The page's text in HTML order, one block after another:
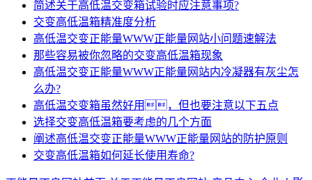
简述关于高低温交变箱试验时应注意事项?
交变高低温箱精准度分析
高低温交变正能量WWW正能量网站小问题速解法
那些容易被你忽略的交变高低温箱现象
高低温交变正能量WWW正能量网站内冷凝器有灰尘怎
么办?
高低温交变箱虽然好用，但也要注意以下五点
选择交变高低温箱要考虑的几个方面
阐述高低温交变正能量WWW正能量网站的防护原则
交变高低温箱如何延长使用寿命?